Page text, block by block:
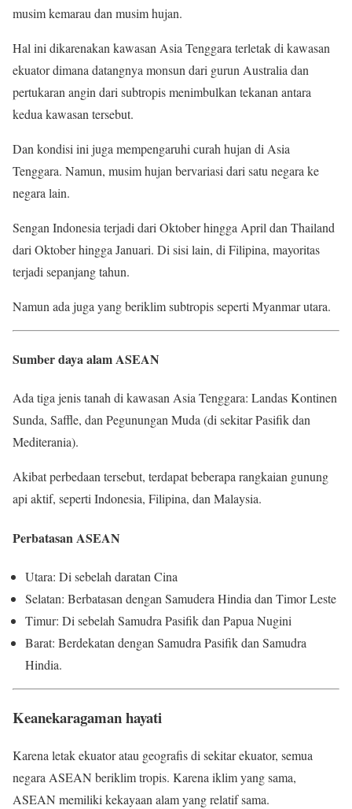
musim kemarau dan musim hujan.
Hal ini dikarenakan kawasan Asia Tenggara terletak di kawasan
ekuator dimana datangnya monsun dari gurun Australia dan
pertukaran angin dari subtropis menimbulkan tekanan antara
kedua kawasan tersebut.
Dan kondisi ini juga mempengaruhi curah hujan di Asia
Tenggara. Namun, musim hujan bervariasi dari satu negara ke
negara lain.
Sengan Indonesia terjadi dari Oktober hingga April dan Thailand
dari Oktober hingga Januari. Di sisi lain, di Filipina, mayoritas
terjadi sepanjang tahun.
Namun ada juga yang beriklim subtropis seperti Myanmar utara.
Sumber daya alam ASEAN
Ada tiga jenis tanah di kawasan Asia Tenggara: Landas Kontinen
Sunda, Saffle, dan Pegunungan Muda (di sekitar Pasifik dan
Mediterania).
Akibat perbedaan tersebut, terdapat beberapa rangkaian gunung
api aktif, seperti Indonesia, Filipina, dan Malaysia.
Perbatasan ASEAN
Utara: Di sebelah daratan Cina
Selatan: Berbatasan dengan Samudera Hindia dan Timor Leste
Timur: Di sebelah Samudra Pasifik dan Papua Nugini
Barat: Berdekatan dengan Samudra Pasifik dan Samudra
Hindia.
Keanekaragaman hayati
Karena letak ekuator atau geografis di sekitar ekuator, semua
negara ASEAN beriklim tropis. Karena iklim yang sama,
ASEAN memiliki kekayaan alam yang relatif sama.